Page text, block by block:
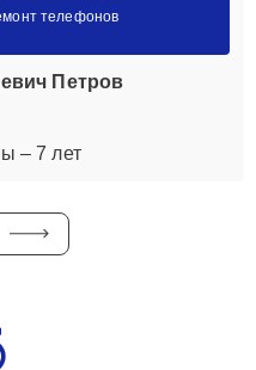
телефонов
Петров
– 7 лет